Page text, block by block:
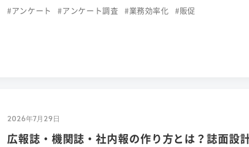
#アンケート #アンケート調査 #業務効率化 #販促
2026年7月29日
広報誌・機関誌・社内報の作り方とは？誌面設